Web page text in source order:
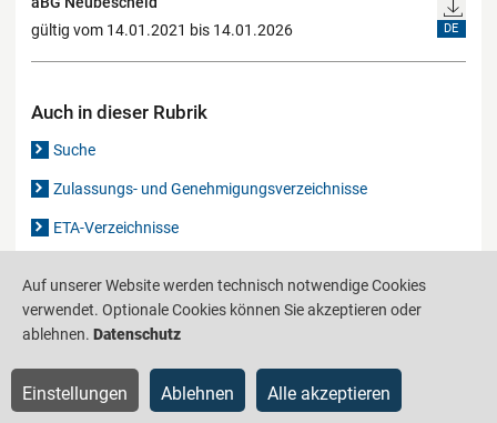
gültig vom 14.01.2021 bis 14.01.2026
DE
Auch in dieser Rubrik
Suche
Zulassungs- und Genehmigungsverzeichnisse
ETA-Verzeichnisse
Produktinformationsstelle für das Bauwesen
Barrierefreiheit Datenschutz Impressum Sitemap
Auf unserer Website werden technisch notwendige Cookies
verwendet. Optionale Cookies können Sie akzeptieren oder
ablehnen. Datenschutz
Einstellungen Ablehnen Alle akzeptieren